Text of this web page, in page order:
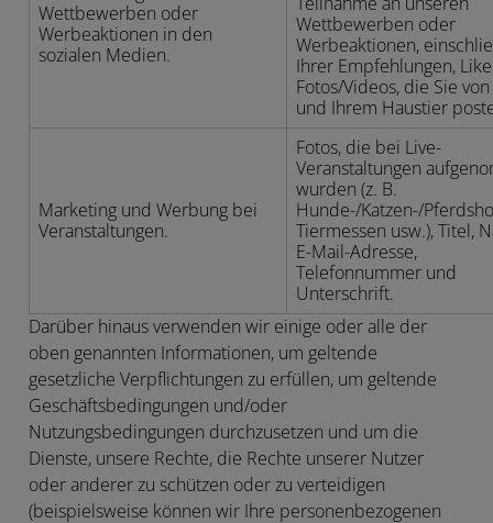
Wettbewerben oder
Werbeaktionen in den
sozialen Medien.
Wettbewerben oder
Werbeaktionen,
Ihrer Empfehlungen,
Fotos/Videos, die Sie
und Ihrem Haustier
Marketing und Werbung bei
Veranstaltungen.
Fotos, die bei Live-
Veranstaltungen
wurden (z. B.
Hunde-/Katzen-/
Tiermessen usw.), Titel,
E-Mail-Adresse,
Telefonnummer und
Unterschrift.
Darüber hinaus verwenden wir einige oder alle der
oben genannten Informationen, um geltende
gesetzliche Verpflichtungen zu erfüllen, um geltende
Geschäftsbedingungen und/oder
Nutzungsbedingungen durchzusetzen und um die
Dienste, unsere Rechte, die Rechte unserer Nutzer
oder anderer zu schützen oder zu verteidigen
(beispielsweise können wir Ihre personenbezogenen